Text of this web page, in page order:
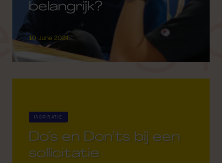
blog
belangrijk?
10 June 2024
INSPIRATIE
Do’s en Don’ts bij een
sollicitatie